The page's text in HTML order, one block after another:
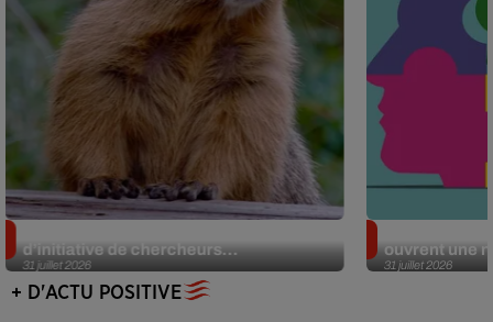
31 juillet 2026
d’initiative de chercheurs...
31 juillet 2026
ouvrent une
+ D'ACTU POSITIVE